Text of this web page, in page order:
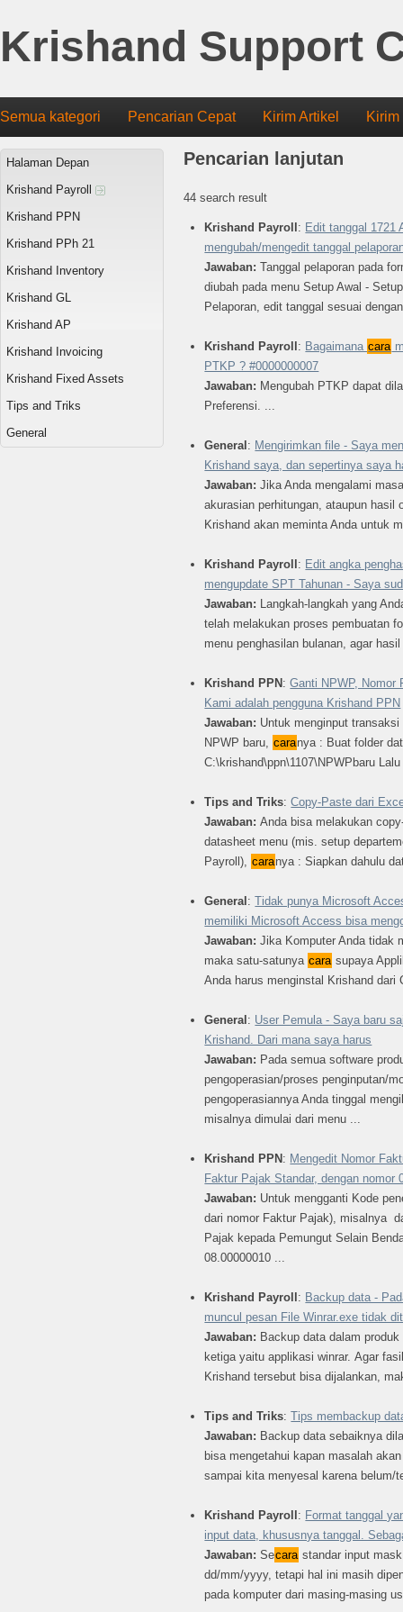
Krishand Support
Semua kategori Pencarian Cepat Kirim Artikel
Halaman Depan
Krishand Payroll
Krishand PPN
Krishand PPh 21
Krishand Inventory
Krishand GL
Krishand AP
Krishand Invoicing
Krishand Fixed Assets
Tips and Triks
General
Pencarian lanjutan
44 search result
Krishand Payroll: Edit tanggal 1721
mengubah/mengedit tanggal
Jawaban:Tanggal pelaporan pada
diubah pada menu Setup Awal -
Pelaporan, edit tanggal sesuai
Krishand Payroll: Bagaimana cara
PTKP ? #0000000007
Jawaban: Mengubah PTKP dapat
Preferensi. ...
General: Mengirimkan file - Saya
Krishand saya, dan sepertinya saya
Jawaban:Jika Anda mengalami
akurasian perhitungan, ataupun
Krishand akan meminta Anda untuk
Krishand Payroll: Edit angka
mengupdate SPT Tahunan - Saya
Jawaban: Langkah-langkah yang
telah melakukan proses pembuatan
menu penghasilan bulanan, agar
Krishand PPN:Ganti NPWP, Nomor
Kami adalah pengguna Krishand PPN
Jawaban: Untuk menginput
NPWP baru, caranya : Buat folder
C:\krishand\ppn\1107\NPWPbaru
Tips and Triks:Copy-Paste dari
Jawaban:Anda bisa melakukan
datasheet menu (mis. setup
Payroll), caranya : Siapkan dahulu
General:Tidak punya Microsoft
memiliki Microsoft Access bisa
Jawaban:Jika Komputer Anda tidak
maka satu-satunya cara supaya
Anda harus menginstal Krishand dari
General: User Pemula - Saya baru
Krishand. Dari mana saya harus
Jawaban: Pada semua software
pengoperasian/proses penginputan/
pengoperasiannya Anda tinggal
misalnya dimulai dari menu ...
Krishand PPN: Mengedit Nomor
Faktur Pajak Standar, dengan nomor
Jawaban: Untuk mengganti Kode
dari nomor Faktur Pajak), misalnya
Pajak kepada Pemungut Selain
08.00000010 ...
Krishand Payroll: Backup data -
muncul pesan File Winrar.exe tidak
Jawaban: Backup data dalam
ketiga yaitu applikasi winrar. Agar
Krishand tersebut bisa dijalankan,
Tips and Triks:Tips membackup
Jawaban: Backup data sebaiknya
bisa mengetahui kapan masalah
sampai kita menyesal karena belum/
Krishand Payroll: Format tanggal
input data, khususnya tanggal.
Jawaban:Secara standar input
dd/mm/yyyy, tetapi hal ini masih
pada komputer dari masing-masing